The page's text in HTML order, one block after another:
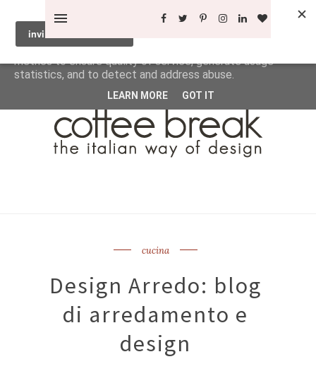
cucina
Design Arredo: blog
di arredamento e
design
This site uses cookies from Google to deliver its services
and to analyze traffic. Your IP address and user-agent are
shared with Google along with performance and security
metrics to ensure quality of service, generate usage
statistics, and to detect and address abuse.
LEARN MORE GOT IT